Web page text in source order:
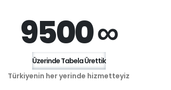
9500 ∞
Üzerinde Tabela Ürettik
Türkiyenin her yerinde hizmetteyiz